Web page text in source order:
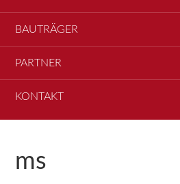
BAUTRÄGER
PARTNER
KONTAKT
ms